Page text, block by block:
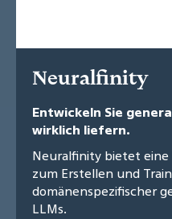
Neuralfinity
Entwickeln Sie
wirklich liefern.
Neuralfinity bietet
zum Erstellen und
domänenspezifischer
LLMs.